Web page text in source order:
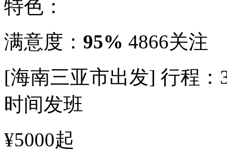
特色：
满意度： 95% 4866关注
[海南三亚市出发] 行程：
时间发班
¥5000起